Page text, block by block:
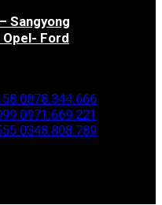
0878.344.666
0971.669.221
0348.808.789
Sangyong
Ford